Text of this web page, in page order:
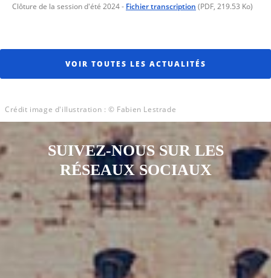
Clôture de la session d'été 2024- Fichier transcription (PDF, 219.53 Ko)
VOIR TOUTES LES ACTUALITÉS
Crédit image d'illustration : © Fabien Lestrade
SUIVEZ-NOUS SUR LES
RÉSEAUX SOCIAUX
Notre page Instagram
Notre page Facebook
Notre page XNotre page Tiktok
Notre page
Notre page Youtube